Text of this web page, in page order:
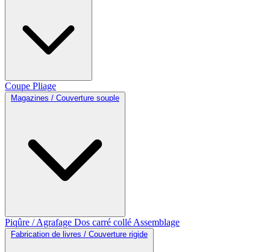
Coupe Pliage
Magazines / Couverture souple
Piqûre / Agrafage Dos carré collé Assemblage
Fabrication de livres / Couverture rigide